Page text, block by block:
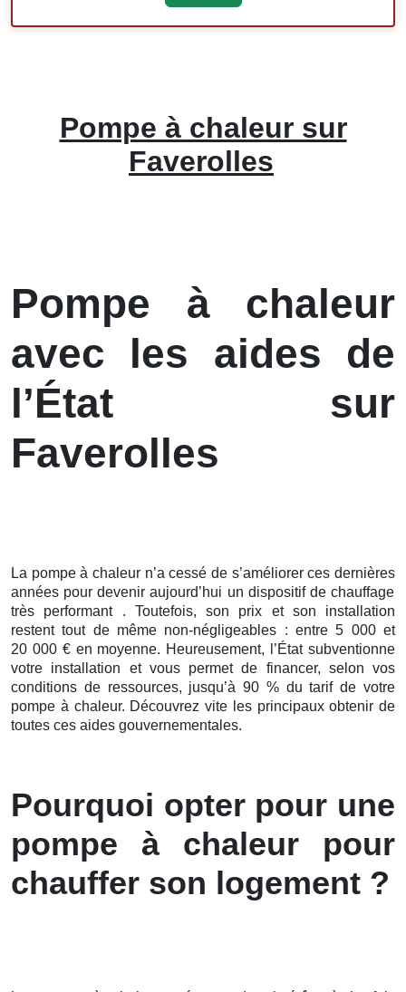
Pompe à chaleur sur
Faverolles
Pompe à chaleur
avec les aides de
l’État sur
Faverolles
La pompe à chaleur n’a cessé de s’améliorer ces dernières
années pour devenir aujourd’hui un dispositif de chauffage
très performant . Toutefois, son prix et son installation
restent tout de même non-négligeables : entre 5 000 et
20 000 € en moyenne. Heureusement, l’État subventionne
votre installation et vous permet de financer, selon vos
conditions de ressources, jusqu’à 90 % du tarif de votre
pompe à chaleur. Découvrez vite les principaux obtenir de
toutes ces aides gouvernementales.
Pourquoi opter pour une
pompe à chaleur pour
chauffer son logement ?